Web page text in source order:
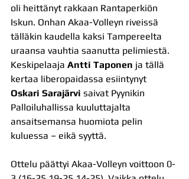
oli heittänyt rakkaan Rantaperkiön
Iskun. Onhan Akaa-Volleyn riveissä
tälläkin kaudella kaksi Tampereelta
uraansa vauhtia saanutta pelimiestä.
Keskipelaaja Antti Taponen ja tällä
kertaa liberopaidassa esiintynyt
Oskari Sarajärvi saivat Pyynikin
Palloiluhallissa kuuluttajalta
ansaitsemansa huomiota pelin
kuluessa – eikä syyttä.
Ottelu päättyi Akaa-Volleyn voittoon 0-